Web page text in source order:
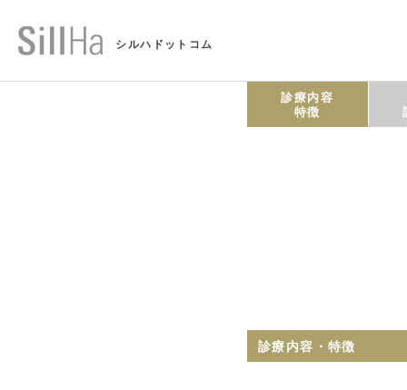
シルハドットコム
診療内容
特徴
診療内容・特徴